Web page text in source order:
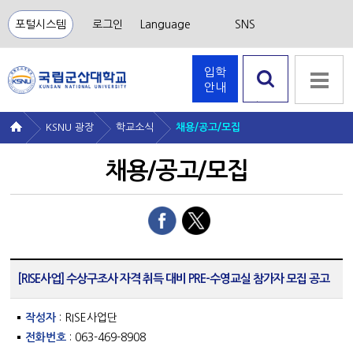
포털시스템 로그인 Language SNS
입학
안내
KSNU 광장 학교소식 채용/공고/모집
채용/공고/모집
[RISE사업] 수상구조사 자격 취득 대비 PRE-수영교실 참가자 모집 공고
작성자: RISE사업단
전화번호: 063-469-8908